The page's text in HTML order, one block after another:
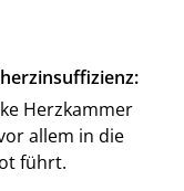
Herzkammer
allem in die
führt.